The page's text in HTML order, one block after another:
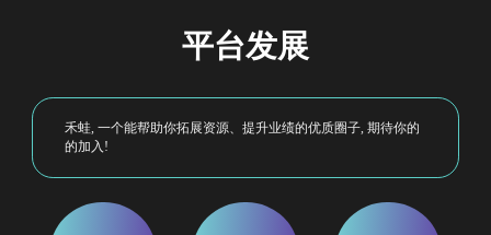
平台发展
禾蛙, 一个能帮助你拓展资源、提升业绩的优质圈子, 期待你的
的加入!